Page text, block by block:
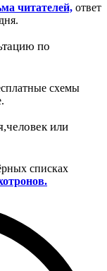
читателей, ответ
по
схемы
или
списках